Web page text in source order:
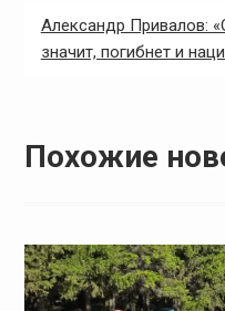
Александр Привалов:
значит, погибнет и
Похожие